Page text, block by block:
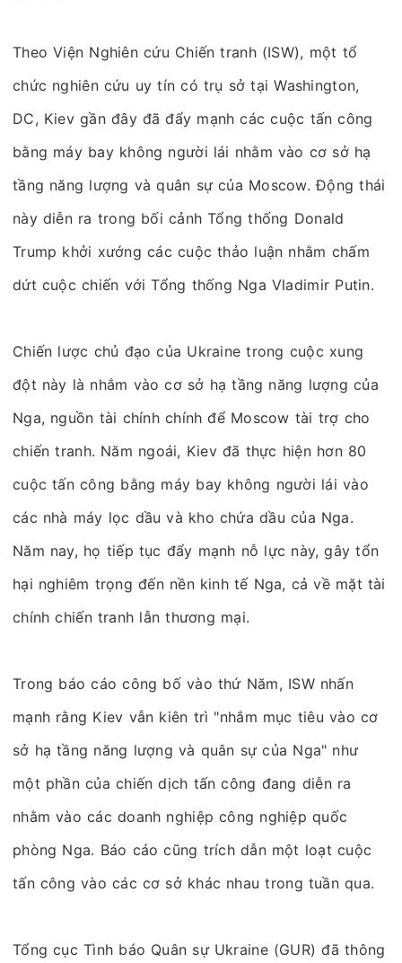
Theo Viện Nghiên cứu Chiến tranh (ISW), một tổ
chức nghiên cứu uy tín có trụ sở tại Washington,
DC, Kiev gần đây đã đẩy mạnh các cuộc tấn công
bằng máy bay không người lái nhằm vào cơ sở hạ
tầng năng lượng và quân sự của Moscow. Động thái
này diễn ra trong bối cảnh Tổng thống Donald
Trump khởi xướng các cuộc thảo luận nhằm chấm
dứt cuộc chiến với Tổng thống Nga Vladimir Putin.
Chiến lược chủ đạo của Ukraine trong cuộc xung
đột này là nhắm vào cơ sở hạ tầng năng lượng của
Nga, nguồn tài chính chính để Moscow tài trợ cho
chiến tranh. Năm ngoái, Kiev đã thực hiện hơn 80
cuộc tấn công bằng máy bay không người lái vào
các nhà máy lọc dầu và kho chứa dầu của Nga.
Năm nay, họ tiếp tục đẩy mạnh nỗ lực này, gây tổn
hại nghiêm trọng đến nền kinh tế Nga, cả về mặt tài
chính chiến tranh lẫn thương mại.
Trong báo cáo công bố vào thứ Năm, ISW nhấn
mạnh rằng Kiev vẫn kiên trì "nhắm mục tiêu vào cơ
sở hạ tầng năng lượng và quân sự của Nga" như
một phần của chiến dịch tấn công đang diễn ra
nhằm vào các doanh nghiệp công nghiệp quốc
phòng Nga. Báo cáo cũng trích dẫn một loạt cuộc
tấn công vào các cơ sở khác nhau trong tuần qua.
Tổng cục Tình báo Quân sự Ukraine (GUR) đã thông